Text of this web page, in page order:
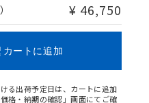
¥ 46,750
カートに追加
る出荷予定日は、カートに追加
格・納期の確認」画面にてご確